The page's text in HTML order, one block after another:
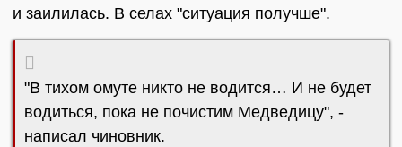
и заилилась. В селах "ситуация получше".
"В тихом омуте никто не водится… И не будет
водиться, пока не почистим Медведицу", -
написал чиновник.